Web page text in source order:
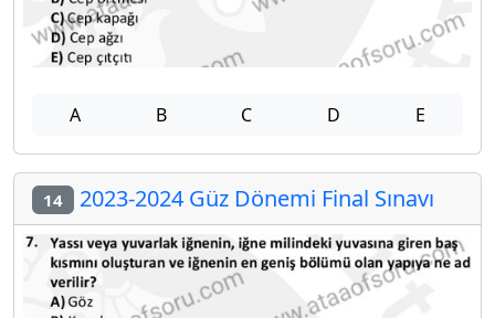
A B C D E
14 2023-2024 Güz Dönemi Final Sınavı